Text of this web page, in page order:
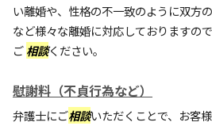
い離婚や、性格の不一致のように双方
など様々な離婚に対応しておりますの
ご相談ください。
慰謝料（不貞行為など）
弁護士にご相談いただくことで、お客